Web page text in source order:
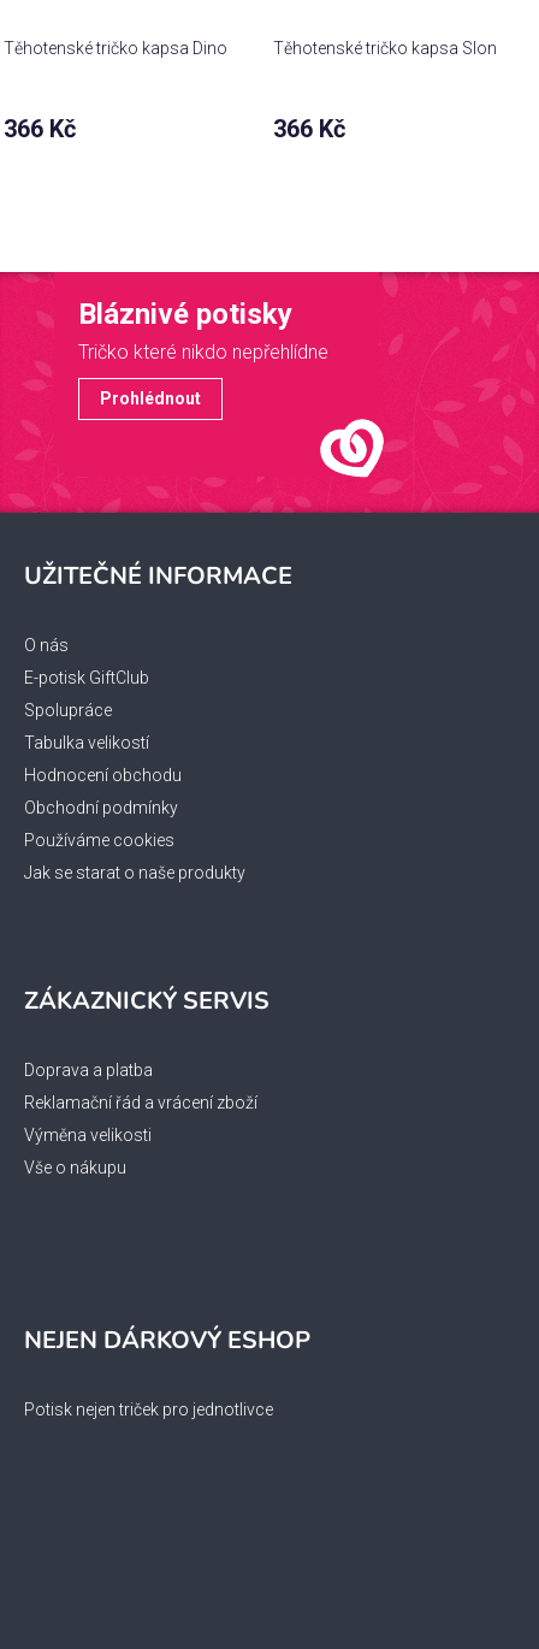
Těhotenské tričko kapsa Dino
366 Kč
Těhotenské tričko kapsa Slon
366 Kč
Bláznivé potisky
Tričko které nikdo nepřehlídne
Prohlédnout
UŽITEČNÉ INFORMACE
O nás
E-potisk GiftClub
Spolupráce
Tabulka velikostí
Hodnocení obchodu
Obchodní podmínky
Používáme cookies
Jak se starat o naše produkty
ZÁKAZNICKÝ SERVIS
Doprava a platba
Reklamační řád a vrácení zboží
Výměna velikosti
Vše o nákupu
NEJEN DÁRKOVÝ ESHOP
Potisk nejen triček pro jednotlivce